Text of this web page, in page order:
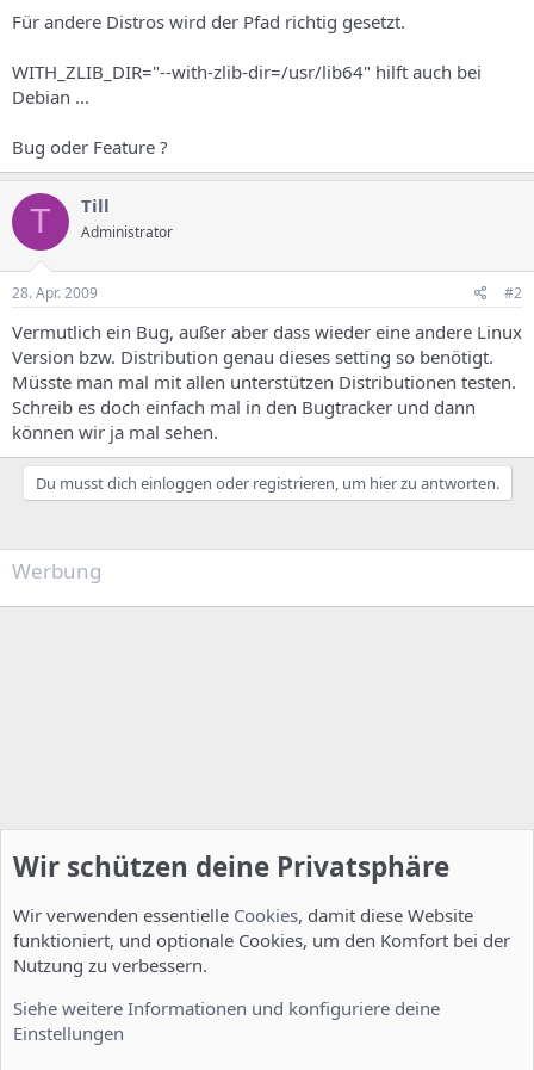
Für andere Distros wird der Pfad richtig gesetzt.
WITH_ZLIB_DIR="--with-zlib-dir=/usr/lib64" hilft auch bei
Debian ...
Bug oder Feature ?
T Till
Administrator
28. Apr. 2009 #2
Vermutlich ein Bug, außer aber dass wieder eine andere Linux
Version bzw. Distribution genau dieses setting so benötigt.
Müsste man mal mit allen unterstützen Distributionen testen.
Schreib es doch einfach mal in den Bugtracker und dann
können wir ja mal sehen.
Du musst dich einloggen oder registrieren, um hier zu antworten.
Werbung
Wir schützen deine Privatsphäre
Wir verwenden essentielle Cookies, damit diese Website
funktioniert, und optionale Cookies, um den Komfort bei der
Nutzung zu verbessern.
Siehe weitere Informationen und konfiguriere deine
Einstellungen